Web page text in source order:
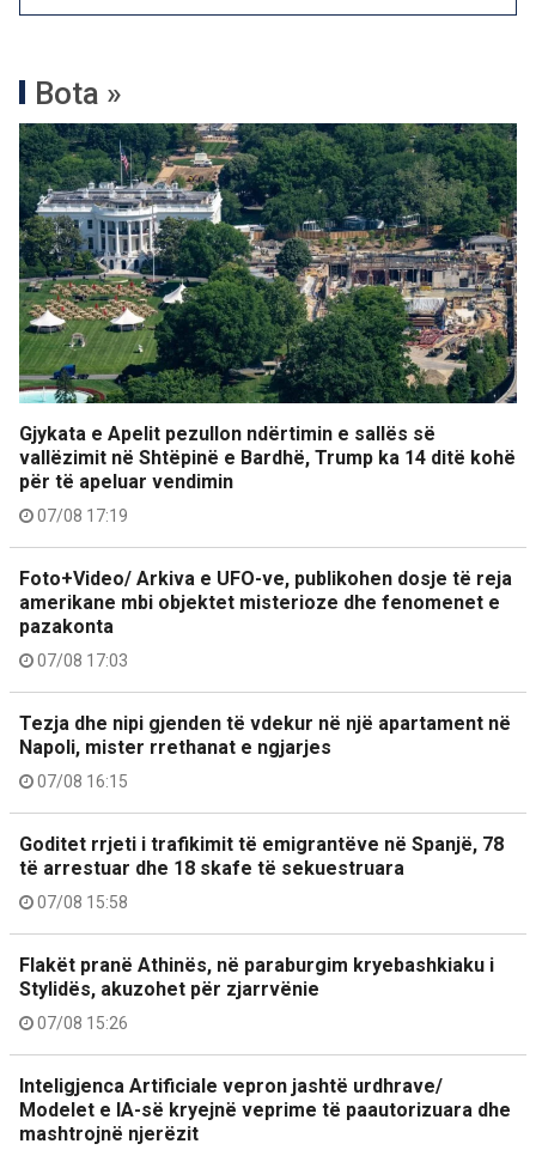
Bota »
Gjykata e Apelit pezullon ndërtimin e sallës së
vallëzimit në Shtëpinë e Bardhë, Trump ka 14 ditë kohë
për të apeluar vendimin
07/08 17:19
Foto+Video/ Arkiva e UFO-ve, publikohen dosje të reja
amerikane mbi objektet misterioze dhe fenomenet e
pazakonta
07/08 17:03
Tezja dhe nipi gjenden të vdekur në një apartament në
Napoli, mister rrethanat e ngjarjes
07/08 16:15
Goditet rrjeti i trafikimit të emigrantëve në Spanjë, 78
të arrestuar dhe 18 skafe të sekuestruara
07/08 15:58
Flakët pranë Athinës, në paraburgim kryebashkiaku i
Stylidës, akuzohet për zjarrvënie
07/08 15:26
Inteligjenca Artificiale vepron jashtë urdhrave/
Modelet e IA-së kryejnë veprime të paautorizuara dhe
mashtrojnë njerëzit